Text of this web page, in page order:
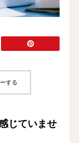
する
じていませ